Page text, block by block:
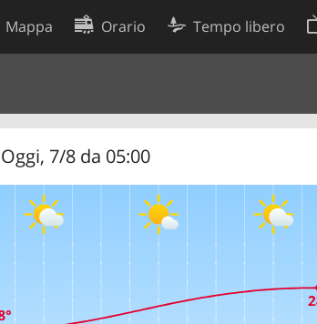
Mappa Orario Tempo libero
Oggi, 7/8 da 05:00
Preferenze cookie